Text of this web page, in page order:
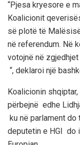
“Pjesa kryesore e
Koalicionit
së plotë të
në referendum. Në
votojnë në
“, deklaroi një
Koalicionin
përbejnë edhe
ku në parlament
deputetin e HGI do